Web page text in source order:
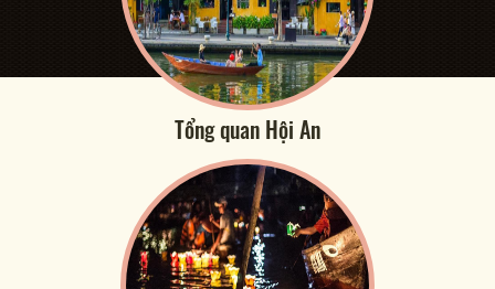
Tổng quan Hội An